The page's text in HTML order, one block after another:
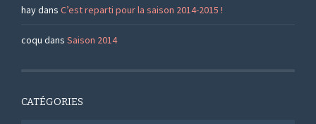
haydans C’est reparti pour la saison 2014-2015 !
coqu dans Saison 2014
CATÉGORIES